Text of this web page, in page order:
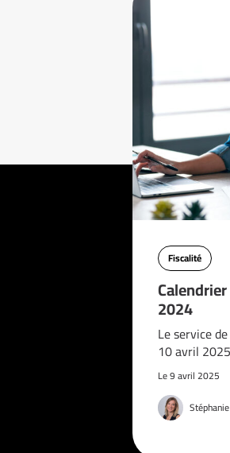
Fiscalité
2024
Le service
10 avril
Le 9 avril 2025